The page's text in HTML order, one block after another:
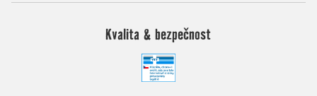
Kvalita & bezpečnost